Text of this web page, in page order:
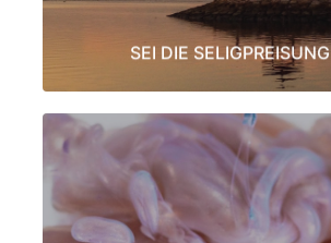
SEI DIE
MERKABAH, DIE GEHEIMEN
SYMBOL DES LEBENS